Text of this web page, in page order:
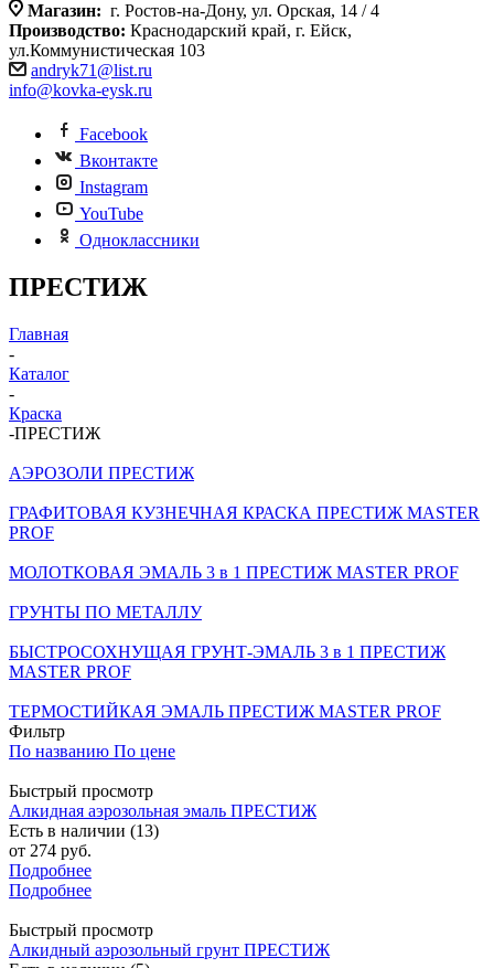
Магазин: г. Ростов-на-Дону, ул. Орская, 14 / 4
Производство: Краснодарский край, г. Ейск,
ул.Коммунистическая 103
andryk71@list.ru
info@kovka-eysk.ru
Facebook
Вконтакте
Instagram
YouTube
Одноклассники
ПРЕСТИЖ
Главная
-
Каталог
-
Краска
-ПРЕСТИЖ
АЭРОЗОЛИ ПРЕСТИЖ
ГРАФИТОВАЯ КУЗНЕЧНАЯ КРАСКА ПРЕСТИЖ MASTER
PROF
МОЛОТКОВАЯ ЭМАЛЬ 3 в 1 ПРЕСТИЖ MASTER PROF
ГРУНТЫ ПО МЕТАЛЛУ
БЫСТРОСОХНУЩАЯ ГРУНТ-ЭМАЛЬ 3 в 1 ПРЕСТИЖ
MASTER PROF
ТЕРМОСТИЙКАЯ ЭМАЛЬ ПРЕСТИЖ MASTER PROF
Фильтр
По названию По цене
Быстрый просмотр
Алкидная аэрозольная эмаль ПРЕСТИЖ
Есть в наличии (13)
от 274 руб.
Подробнее
Подробнее
Быстрый просмотр
Алкидный аэрозольный грунт ПРЕСТИЖ